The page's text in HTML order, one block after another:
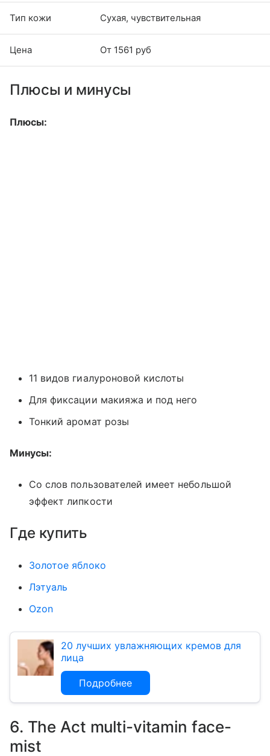
Тип кожи Сухая, чувствительная
Цена От 1561 руб
Плюсы и минусы
Плюсы:
11 видов гиалуроновой кислоты
Для фиксации макияжа и под него
Тонкий аромат розы
Минусы:
Со слов пользователей имеет небольшой
эффект липкости
Где купить
Золотое яблоко
Лэтуаль
Ozon
20 лучших увлажняющих кремов для
лица
Подробнее
6. The Act multi-vitamin face-
mist